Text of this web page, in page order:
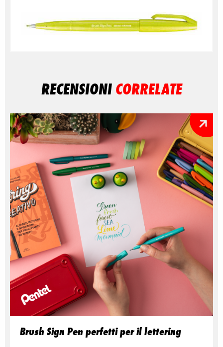
RECENSIONICORRELATE
Brush Sign Pen perfetti per il lettering